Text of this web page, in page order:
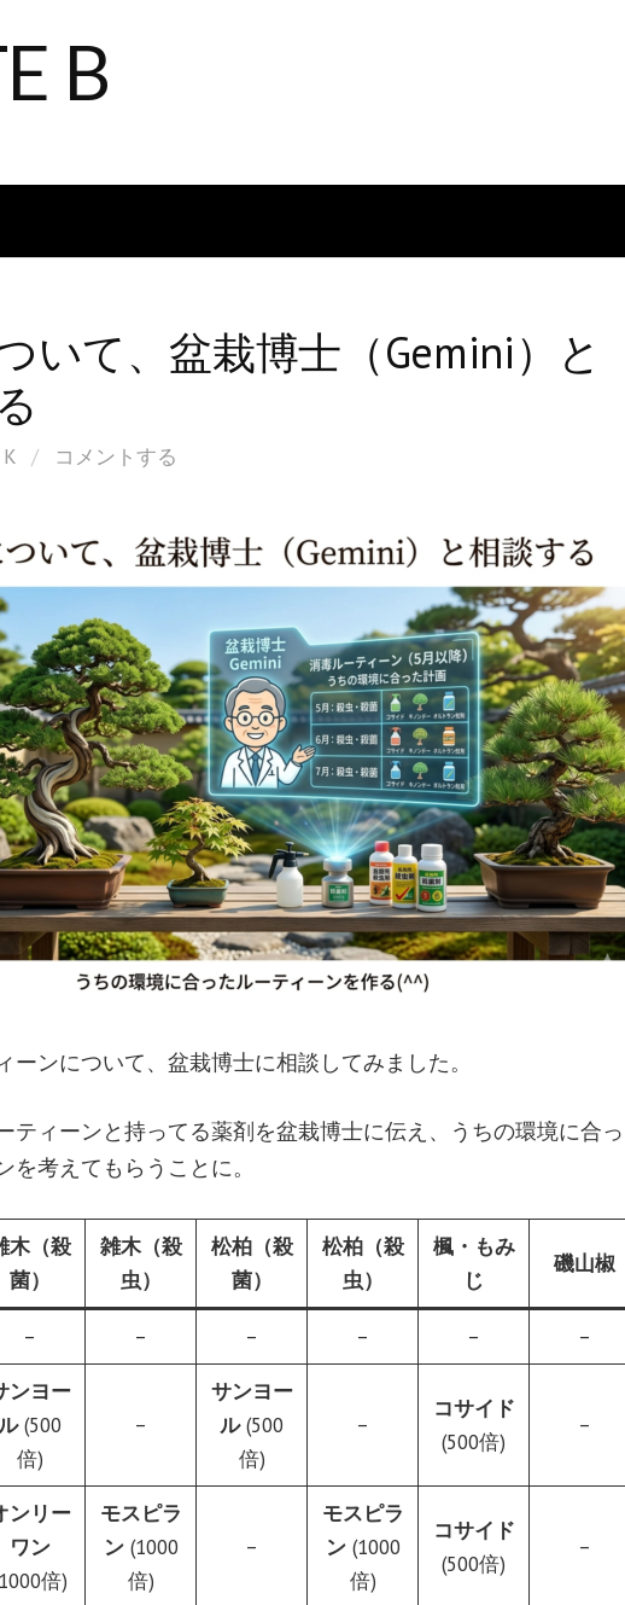
B
いて、盆栽博士（Gemini）と
K / コメントする
ーンについて、盆栽博士に相談してみました。
ティーンと持ってる薬剤を盆栽博士に伝え、うちの環境に合っ
を考えてもらうことに。
木（殺
菌）
雑木（殺
虫）
松柏（殺
菌）
松柏（殺
虫）
楓・もみ
じ
磯山椒
– – – – – –
ンヨー
(500
倍)
–
サンヨー
ル(500
倍)
–
コサイド
(500倍)
–
ンリー
ワン
倍)
モスピラ
ン(1000
倍)
–
モスピラ
ン(1000
倍)
コサイド
(500倍)
–